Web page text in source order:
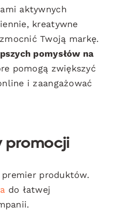
aktywnych
kreatywne
Twoją markę.
pomysłów na
pomogą zwiększyć
i zaangażować
promocji
produktów.
do łatwej